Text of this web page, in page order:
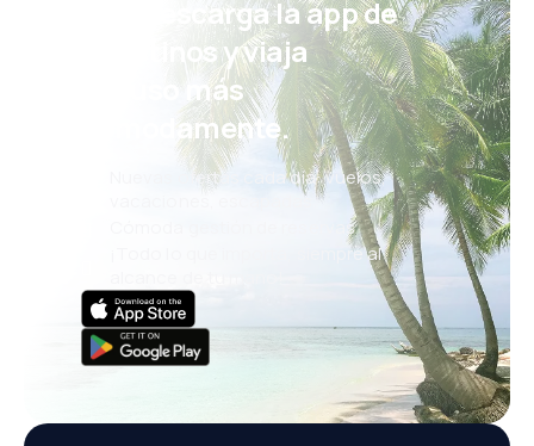
¡Eh! Descarga la app de
eDestinos y viaja
incluso más
cómodamente.
Nuevas ofertas cada día: vuelos,
vacaciones, escapadas
Cómoda gestión de reservas
¡Todo lo que importa, siempre al